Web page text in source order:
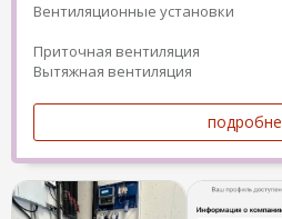
Вентиляционные установки
Приточная вентиляция
Вытяжная вентиляция